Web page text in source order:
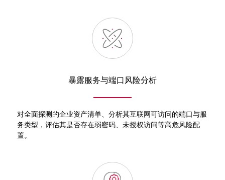
暴露服务与端口风险分析
对全面探测的企业资产清单、分析其互联网可访问的端口与服
务类型，评估其是否存在弱密码、未授权访问等高危风险配
置。